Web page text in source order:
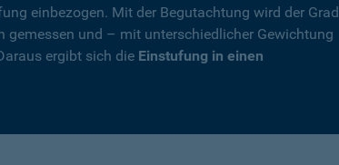
einbezogen. Mit der Begutachtung wird der Grad
gemessen und – mit unterschiedlicher Gewichtung
ergibt sich die Einstufung in einen